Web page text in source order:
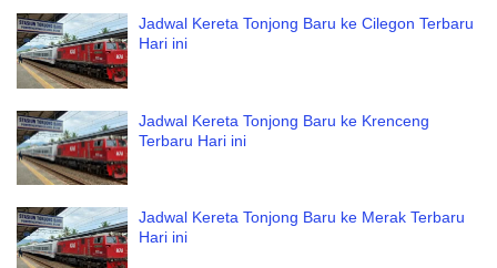
Jadwal Kereta Tonjong Baru ke Cilegon Terbaru
Hari ini
Jadwal Kereta Tonjong Baru ke Krenceng
Terbaru Hari ini
Jadwal Kereta Tonjong Baru ke Merak Terbaru
Hari ini